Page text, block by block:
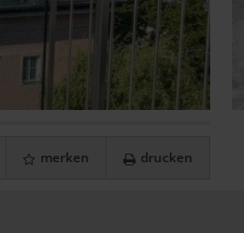
merken drucken